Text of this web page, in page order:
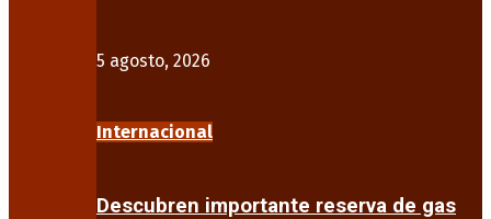
5 agosto, 2026
Internacional
Descubren importante reserva de gas